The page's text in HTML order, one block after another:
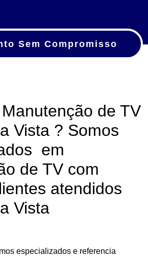
Sem Compromisso
de TV
Vista ? Somos
em
de TV com
atendidos
Vista
especializados e referencia